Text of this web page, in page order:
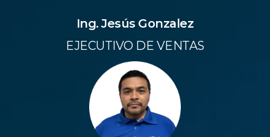
Ing. Jesús Gonzalez
EJECUTIVO DE VENTAS